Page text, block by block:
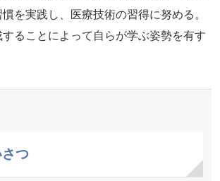
を実践し、医療技術の習得に努める。
することによって自らが学ぶ姿勢を有す
つ